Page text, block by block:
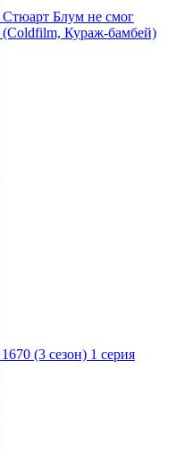
Стюарт Блум не смог
(Coldfilm, Кураж-бамбей)
1670 (3 сезон) 1 серия